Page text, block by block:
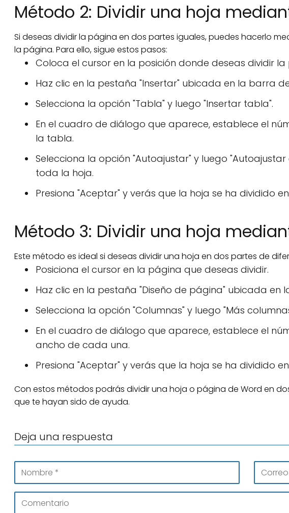
Método 2: Dividir una hoja
Si deseas dividir la página en dos partes iguales, puedes hacerlo
la página. Para ello, sigue estos pasos:
Coloca el cursor en la posición donde deseas dividir la
Haz clic en la pestaña "Insertar" ubicada en la barra
Selecciona la opción "Tabla" y luego "Insertar tabla".
En el cuadro de diálogo que aparece, establece el
la tabla.
Selecciona la opción "Autoajustar" y luego
toda la hoja.
Presiona "Aceptar" y verás que la hoja se ha dividido
Método 3: Dividir una hoja
Este método es ideal si deseas dividir una hoja en dos partes de
Posiciona el cursor en la página que deseas dividir.
Haz clic en la pestaña "Diseño de página" ubicada en
Selecciona la opción "Columnas" y luego "Más
En el cuadro de diálogo que aparece, establece el
ancho de cada una.
Presiona "Aceptar" y verás que la hoja se ha dividido
Con estos métodos podrás dividir una hoja o página de Word en
que te hayan sido de ayuda.
Deja una respuesta